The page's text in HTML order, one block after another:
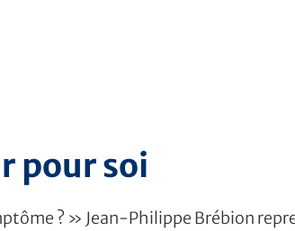
pour soi
? » Jean-Philippe Brébion